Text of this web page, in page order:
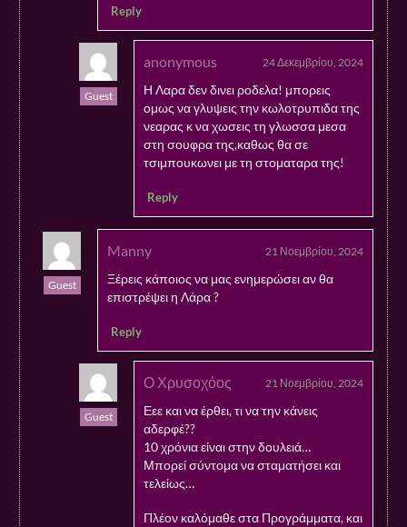
Reply
Guest
anonymous 24 Δεκεμβρίου, 2024
Η Λαρα δεν δινει ροδελα! μπορεις
ομως να γλυψεις την κωλοτρυπιδα της
νεαρας κ να χωσεις τη γλωσσα μεσα
στη σουφρα της,καθως θα σε
τσιμπουκωνει με τη στοματαρα της!
Reply
Guest
Manny 21 Νοεμβρίου, 2024
Ξέρεις κάποιος να μας ενημερώσει αν θα
επιστρέψει η Λάρα ?
Reply
Guest
Ο Χρυσοχόος 21 Νοεμβρίου, 2024
Εεε και να έρθει, τι να την κάνεις
αδερφέ??
10 χρόνια είναι στην δουλειά…
Μπορεί σύντομα να σταματήσει και
τελείως…
Πλέον καλόμαθε στα Προγράμματα, και